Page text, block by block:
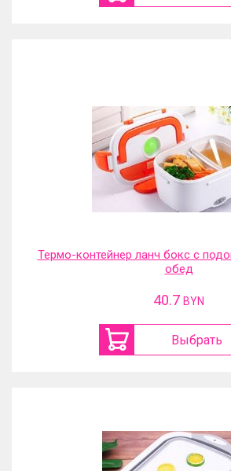
Термо-контейнер ланч бокс с
обед
40.7 BYN
Выбрать